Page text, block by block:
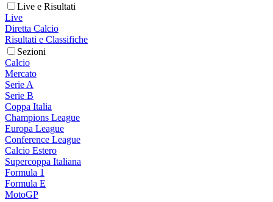
Live e Risultati
Live
Diretta Calcio
Risultati e Classifiche
Sezioni
Calcio
Mercato
Serie A
Serie B
Coppa Italia
Champions League
Europa League
Conference League
Calcio Estero
Supercoppa Italiana
Formula 1
Formula E
MotoGP